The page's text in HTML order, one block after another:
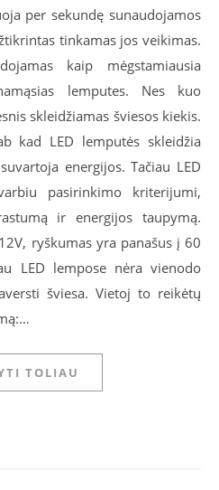
per sekundę sunaudojamos
tinkamas jos veikimas.
kaip mėgstamiausia
lemputes. Nes kuo
skleidžiamas šviesos kiekis.
kad LED lemputės skleidžia
energijos. Tačiau LED
pasirinkimo kriterijumi,
ir energijos taupymą.
ryškumas yra panašus į 60
LED lempose nėra vienodo
šviesa. Vietoj to reikėtų
TOLIAU